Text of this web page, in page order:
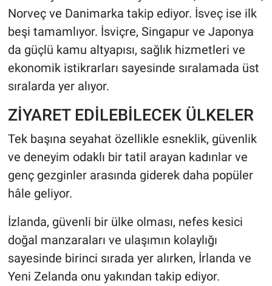
Norveç ve Danimarka takip ediyor. İsveç ise ilk
beşi tamamlıyor. İsviçre, Singapur ve Japonya
da güçlü kamu altyapısı, sağlık hizmetleri ve
ekonomik istikrarları sayesinde sıralamada üst
sıralarda yer alıyor.
ZİYARET EDİLEBİLECEK ÜLKELER
Tek başına seyahat özellikle esneklik, güvenlik
ve deneyim odaklı bir tatil arayan kadınlar ve
genç gezginler arasında giderek daha popüler
hâle geliyor.
İzlanda, güvenli bir ülke olması, nefes kesici
doğal manzaraları ve ulaşımın kolaylığı
sayesinde birinci sırada yer alırken, İrlanda ve
Yeni Zelanda onu yakından takip ediyor.